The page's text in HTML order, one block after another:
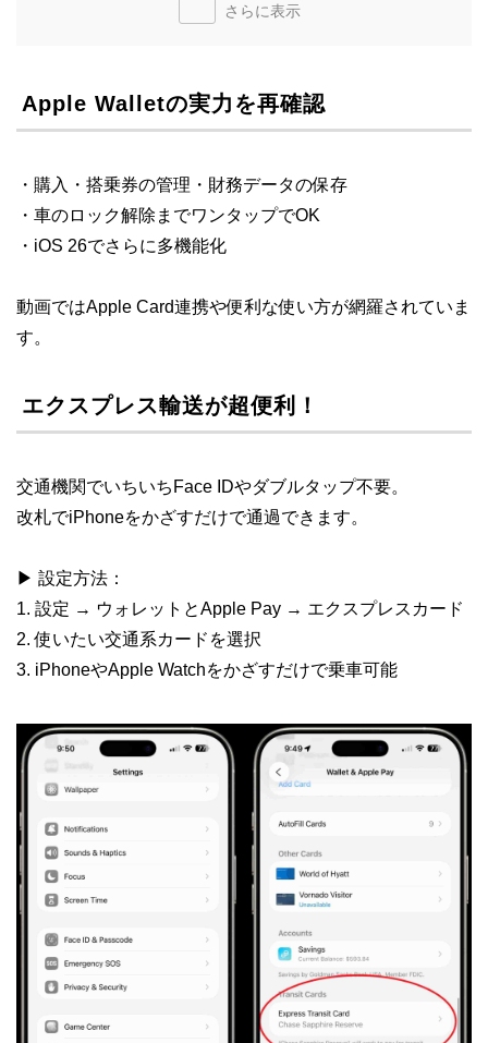
さらに表示
Apple Walletの実力を再確認
・購入・搭乗券の管理・財務データの保存
・車のロック解除までワンタップでOK
・iOS 26でさらに多機能化
動画ではApple Card連携や便利な使い方が網羅されていま
す。
エクスプレス輸送が超便利！
交通機関でいちいちFace IDやダブルタップ不要。
改札でiPhoneをかざすだけで通過できます。
▶︎ 設定方法：
1. 設定 → ウォレットとApple Pay → エクスプレスカード
2. 使いたい交通系カードを選択
3. iPhoneやApple Watchをかざすだけで乗車可能